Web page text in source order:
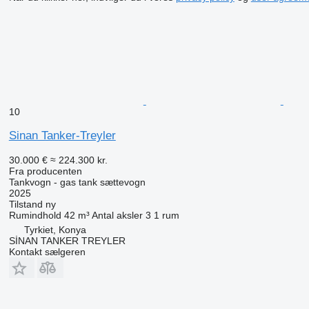
10
Sinan Tanker-Treyler
30.000 € ≈ 224.300 kr.
Fra producenten
Tankvogn - gas tank sættevogn
2025
Tilstand ny
Rumindhold 42 m³ Antal aksler 3 1 rum
Tyrkiet, Konya
SİNAN TANKER TREYLER
Kontakt sælgeren